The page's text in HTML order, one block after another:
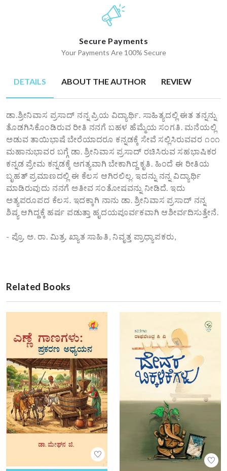
Secure Payments
Your Payments Are 100% Secure
DETAILS ABOUT THE AUTHOR REVIEW
ಡಾ.ಶ್ರೀನಿವಾಸ ಪ್ರಸಾದ್ ನನ್ನ ಪ್ರಿಯ ವಿದ್ಯಾರ್ಥಿ. ಸಾಹಿತ್ಯದಲ್ಲಿ ಈತ ತನ್ನನ್ನು
ತೊಡಗಿಸಿಕೊಂಡಿರುವ ರೀತಿ ನನಗೆ ಬಹಳ ಹೆಮ್ಮೆಯ ಸಂಗತಿ. ಮನೆಯಲ್ಲಿ
ಅಡುವ ತಾಯಿಭಾಷೆ ಬೇರೆಯಾದರೂ ಕನ್ನಡಕ್ಕೆ ಸೇವೆ ಸಲ್ಲಿಸಿರುವವರ ೧೦೧
ಮಹಾನುಭಾವರ ಬಗ್ಗೆ ಡಾ. ಶ್ರೀನಿವಾಸ ಪ್ರಸಾದ್ ರಚಿಸಿರುವ ಸಹಭಾಷಿಕರ
ಕನ್ನಡ ಪ್ರೇಮ ಕನ್ನಡಕ್ಕೆ ಅಗತ್ಯವಾಗಿ ಬೇಕಾಗಿದ್ದ ಕೃತಿ. ಹಿಂದೆ ಈ ರೀತಿಯ
ಬೃಹತ್‌ ಪ್ರಮಾಣದಲ್ಲಿ ಈ ಕೆಲಸ ಆಗಿರಲಿಲ್ಲ. ಇದನ್ನು ನನ್ನ ವಿದ್ಯಾರ್ಥಿ
ಮಾಡಿರುವುದು ನನಗೆ ಅತೀವ ಸಂತೋಷವನ್ನು ನೀಡಿದೆ. ಇದು
ಅತ್ಯಪರೂಪದ ಕೆಲಸ. ಇದಕ್ಕಾಗಿ ನಾನು ಡಾ. ಶ್ರೀನಿವಾಸ ಪ್ರಸಾದ್ ನನ್ನ
ಶಿಷ್ಯ ಆಗಿದ್ದಕ್ಕೆ ಹರ್ಷ ಪಡುತ್ತಾ ಹೃದಯಪೂರ್ವಕವಾಗಿ ಆಶೀರ್ವದಿಸುತ್ತೇನೆ.
- ಪ್ರೊ. ಅ. ರಾ. ಮಿತ್ರ. ಖ್ಯಾತ ಸಾಹಿತಿ, ನಿವೃತ್ತ ಪ್ರಾಧ್ಯಾಪಕರು,
Related Books